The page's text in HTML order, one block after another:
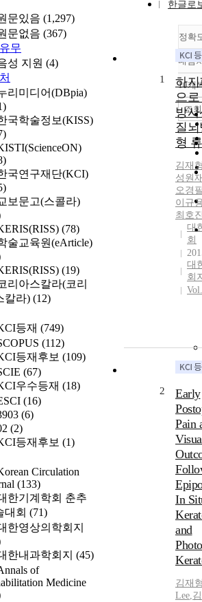
문있음 (1,297)
문없음 (367)
무
성 지원 (4)
리미디어(DBpia)
국학술정보(KISS)
국연구재단(KCI)
보문고(스콜라)
(78)
술교육원(eArticle)
(19)
리아스칼라(코리
칼라) (12)
등재 (749)
(112)
등재후보 (109)
(67)
우수등재 (18)
(16)
(6)
(2)
등재후보 (1)
Circulation
(133)
한기계학회 춘추
대회 (71)
한영상의학회지
한내과학회지 (45)
of
Medicine
한글로
정확
내림
10개
조회
1
하지
으
방
질
형
김재
성원
오경
이규
최호
대
회
대
회
2
Early
Pain
In
and
김재
Lee,